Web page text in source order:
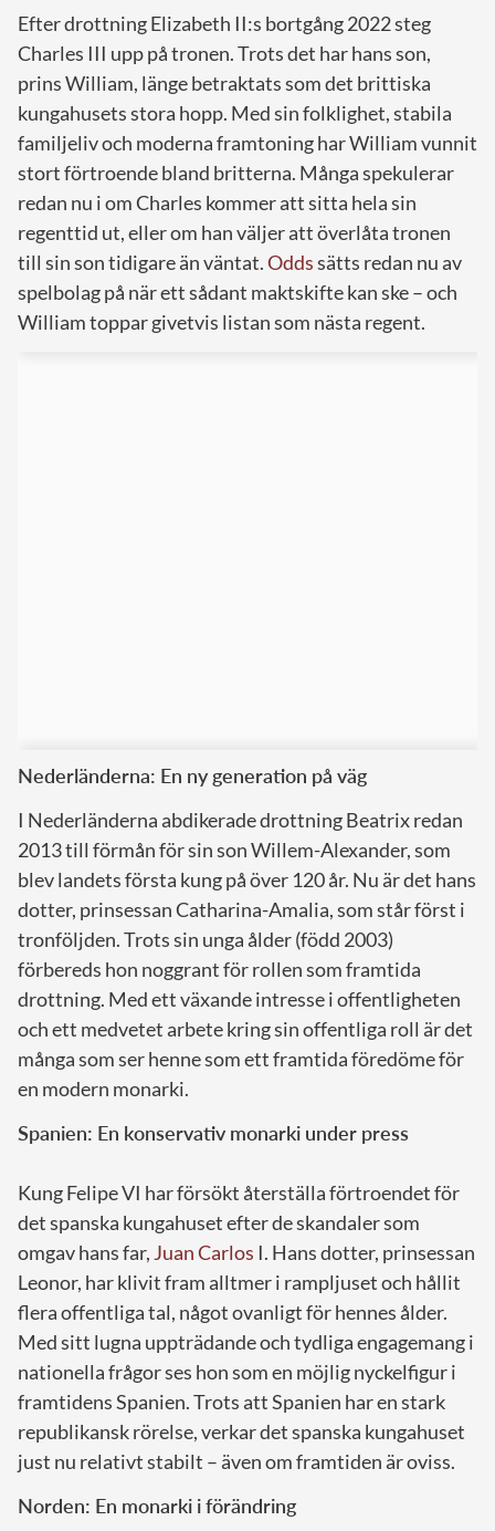
Efter drottning Elizabeth II:s bortgång 2022 steg
Charles III upp på tronen. Trots det har hans son,
prins William, länge betraktats som det brittiska
kungahusets stora hopp. Med sin folklighet, stabila
familjeliv och moderna framtoning har William vunnit
stort förtroende bland britterna. Många spekulerar
redan nu i om Charles kommer att sitta hela sin
regenttid ut, eller om han väljer att överlåta tronen
till sin son tidigare än väntat.Oddssätts redan nu av
spelbolag på när ett sådant maktskifte kan ske – och
William toppar givetvis listan som nästa regent.
Nederländerna: En ny generation på väg
I Nederländerna abdikerade drottning Beatrix redan
2013 till förmån för sin son Willem-Alexander, som
blev landets första kung på över 120 år. Nu är det hans
dotter, prinsessan Catharina-Amalia, som står först i
tronföljden. Trots sin unga ålder (född 2003)
förbereds hon noggrant för rollen som framtida
drottning. Med ett växande intresse i offentligheten
och ett medvetet arbete kring sin offentliga roll är det
många som ser henne som ett framtida föredöme för
en modern monarki.
Spanien: En konservativ monarki under press
Kung Felipe VI har försökt återställa förtroendet för
det spanska kungahuset efter de skandaler som
omgav hans far, Juan Carlos I. Hans dotter, prinsessan
Leonor, har klivit fram alltmer i rampljuset och hållit
flera offentliga tal, något ovanligt för hennes ålder.
Med sitt lugna uppträdande och tydliga engagemang i
nationella frågor ses hon som en möjlig nyckelfigur i
framtidens Spanien. Trots att Spanien har en stark
republikansk rörelse, verkar det spanska kungahuset
just nu relativt stabilt – även om framtiden är oviss.
Norden: En monarki i förändring